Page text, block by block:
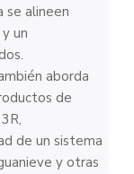
se alineen
un
aborda
de
de un sistema
y otras